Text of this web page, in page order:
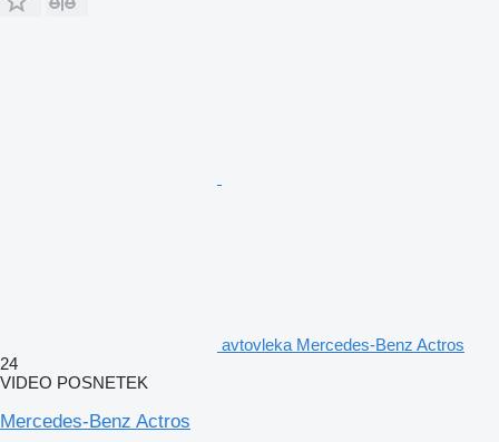
avtovleka Mercedes-Benz Actros
24
VIDEO POSNETEK
Mercedes-Benz Actros